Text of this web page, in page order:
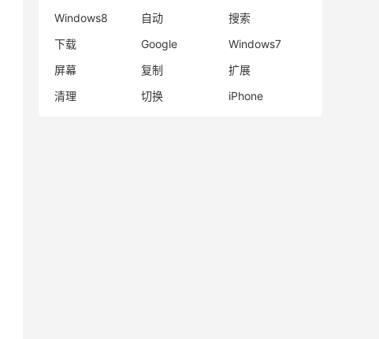
Windows8
自动
搜索
下载
Google
Windows7
屏幕
复制
扩展
清理
切换 iPhone